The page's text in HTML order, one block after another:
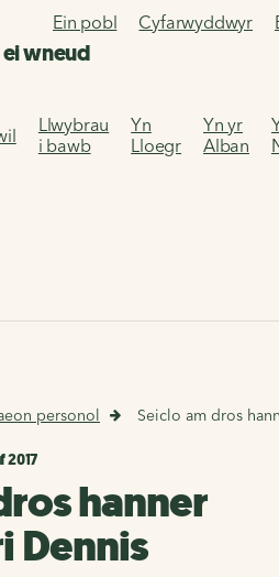
Ein pobl Cyfarwyddwyr
wneud
Llwybrau
i bawb
Yn
Lloegr
Yn yr
Alban
personol Seiclo am dros
2017
hanner
Dennis